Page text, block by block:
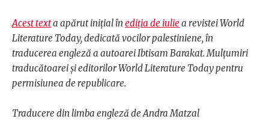
Acest texta apărut inițial în ediția de iulie a revistei World
Literature Today, dedicată vocilor palestiniene, în
traducerea engleză a autoarei Ibtisam Barakat. Mulțumiri
traducătoarei și editorilor World Literature Today pentru
permisiunea de republicare.
Traducere din limba engleză de Andra Matzal